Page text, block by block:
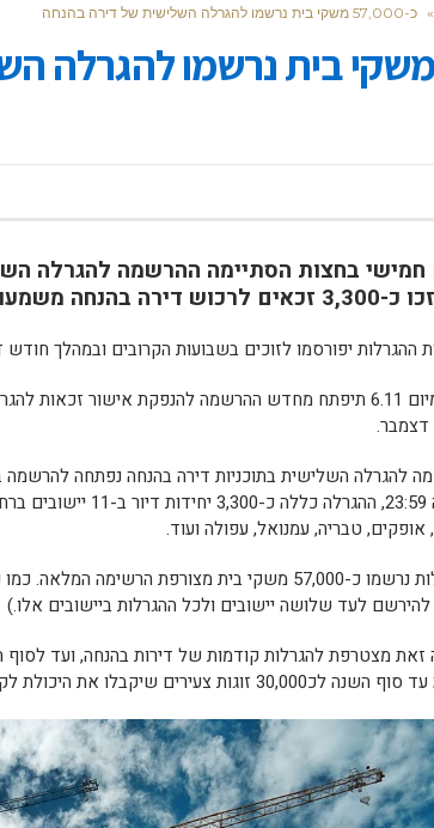
» כ-57,000 משקי בית נרשמו להגרלה השלישית של דירה בהנחה
כ-57,000 משקי בית נרשמו
חמישי בחצות הסתיימה ההרשמה להגרלה
משמעותית ב-11 יישובים ברחבי הארץ.
ההגרלות יפורסמו לזוכים בשבועות הקרובים ובמהלך
החל מיום 6.11 תיפתח מחדש ההרשמה להנפקת אישור
בשעה 23:59, ההגרלה
אופקים, טבריה, עמנואל, עפולה ועוד.
משקי בית מצורפת הרשימה המלאה.
לעד שלושה יישובים ולכל ההגרלות ביישובים אלו.)
צעירים שיקבלו את היכולת לקנות דירה בהנחה משמעותית על חשבון המדינה.